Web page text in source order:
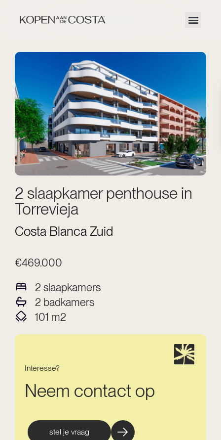
2 slaapkamer penthouse in
Torrevieja
Costa Blanca Zuid
€469.000
2 slaapkamers
2 badkamers
101 m2
Interesse?
Neem contact op
stel je vraag